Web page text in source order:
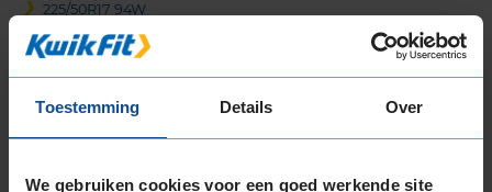
Toestemming Details Over
We gebruiken cookies voor een goed werkende site
225/50R17 94W
225/50R17 94W RUNFLAT
225/55R17 101Y EXTRALOAD
225/55R17 97Y